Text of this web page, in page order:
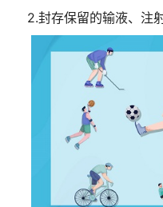
2.封存保留的输液、注